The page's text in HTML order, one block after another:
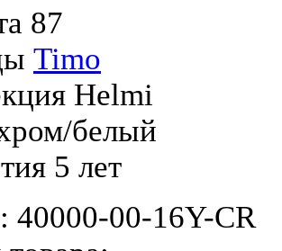
87
Timo
Helmi
белый
5 лет
40000-00-16Y-CR